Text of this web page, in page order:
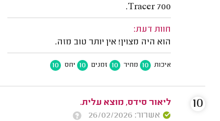
Tracer 700.
חוות דעת:
הוא היה מצוין! אין יותר טוב מזה.
איכות 10 מחיר 10 זמנים 10 יחס 10
ליאור סידס, מוצא עלית.
אשרור: 26/02/2026
10